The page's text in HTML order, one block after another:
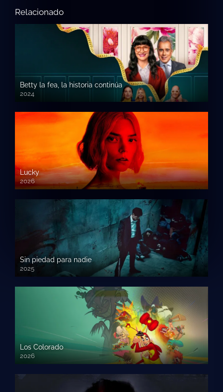
Relacionado
Betty la fea, la historia continúa
2024
Lucky
2026
Sin piedad para nadie
2025
Los Colorado
2026